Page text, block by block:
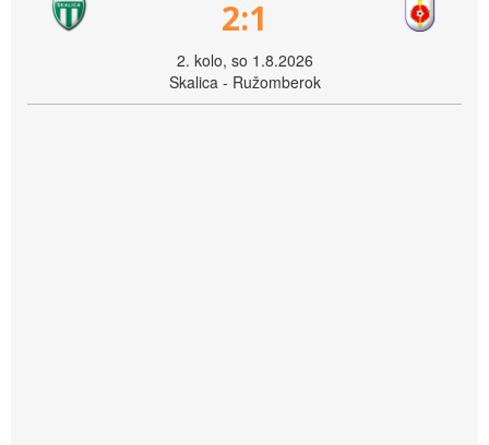
2:1
2. kolo, so 1.8.2026
Skalica - Ružomberok